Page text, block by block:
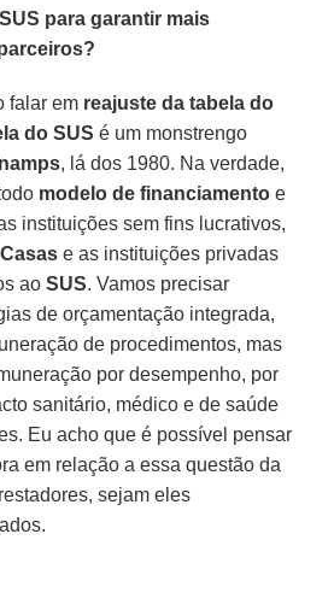
para garantir mais
falar em reajuste da tabela do
do SUS é um monstrengo
, lá dos 1980. Na verdade,
modelo de financiamento e
instituições sem fins lucrativos,
e as instituições privadas
aoSUS. Vamos precisar
de orçamentação integrada,
de procedimentos, mas
por desempenho, por
sanitário, médico e de saúde
Eu acho que é possível pensar
em relação a essa questão da
sejam eles